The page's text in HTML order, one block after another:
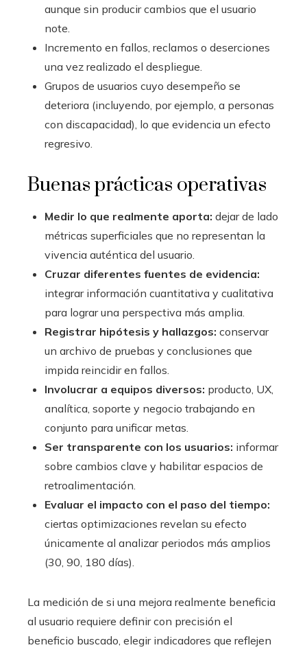
aunque sin producir cambios que el usuario
note.
Incremento en fallos, reclamos o deserciones
una vez realizado el despliegue.
Grupos de usuarios cuyo desempeño se
deteriora (incluyendo, por ejemplo, a personas
con discapacidad), lo que evidencia un efecto
regresivo.
Buenas prácticas operativas
Medir lo que realmente aporta: dejar de lado
métricas superficiales que no representan la
vivencia auténtica del usuario.
Cruzar diferentes fuentes de evidencia:
integrar información cuantitativa y cualitativa
para lograr una perspectiva más amplia.
Registrar hipótesis y hallazgos: conservar
un archivo de pruebas y conclusiones que
impida reincidir en fallos.
Involucrar a equipos diversos: producto, UX,
analítica, soporte y negocio trabajando en
conjunto para unificar metas.
Ser transparente con los usuarios: informar
sobre cambios clave y habilitar espacios de
retroalimentación.
Evaluar el impacto con el paso del tiempo:
ciertas optimizaciones revelan su efecto
únicamente al analizar periodos más amplios
(30, 90, 180 días).
La medición de si una mejora realmente beneficia
al usuario requiere definir con precisión el
beneficio buscado, elegir indicadores que reflejen